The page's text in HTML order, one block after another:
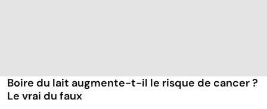
Boire du lait augmente-t-il le risque de cancer ?
Le vrai du faux